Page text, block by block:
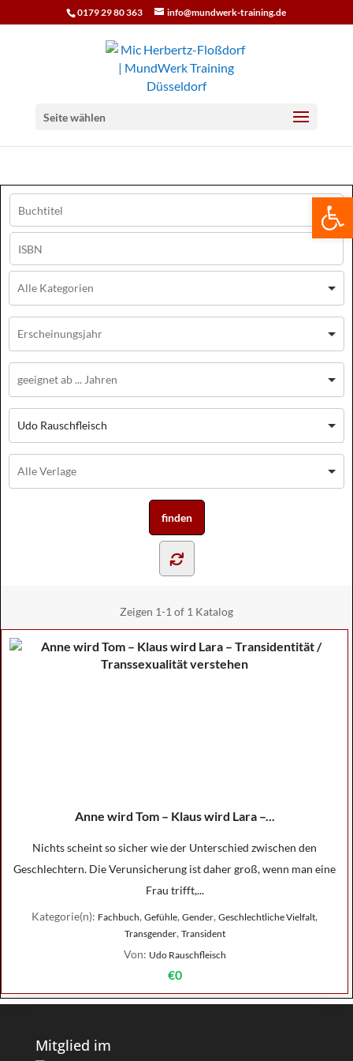
0179 29 80 363 info@mundwerk-training.de
Seite wählen
Udo Rauschfleisch
Zeigen 1-1 of 1 Katalog
Anne wird Tom – Klaus wird Lara –...
Nichts scheint so sicher wie der Unterschied zwischen den
Geschlechtern. Die Verunsicherung ist daher groß, wenn man eine
Frau trifft,...
Kategorie(n): Fachbuch, Gefühle, Gender, Geschlechtliche Vielfalt,
Transgender, Transident
Von: Udo Rauschfleisch
€0
Mitglied im